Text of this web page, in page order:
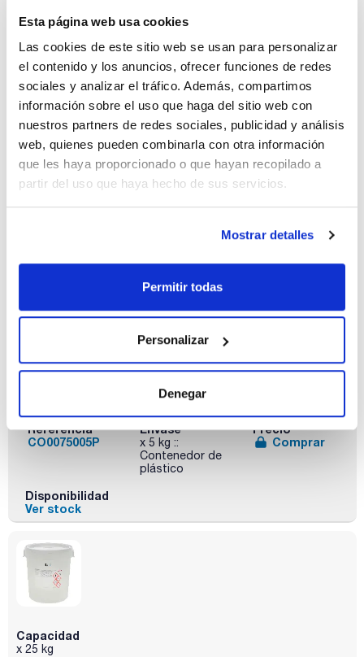
Esta página web usa cookies
Las cookies de este sitio web se usan para personalizar
el contenido y los anuncios, ofrecer funciones de redes
sociales y analizar el tráfico. Además, compartimos
información sobre el uso que haga del sitio web con
nuestros partners de redes sociales, publicidad y análisis
web, quienes pueden combinarla con otra información
que les haya proporcionado o que hayan recopilado a
partir del uso que haya hecho de sus servicios.
Mostrar detalles
Permitir todas
Personalizar
Denegar
Capacidad
x 1 kg
Referencia
CO00751000
Envase
x 1 kg :: Botella
Precio
Comprar
Referencia
CO0075005P
Envase
x 5 kg ::
Contenedor de
plástico
Precio
Comprar
Disponibilidad
Ver stock
Capacidad
x 25 kg